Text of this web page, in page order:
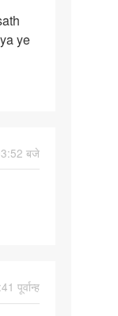
ye
बजे
पूर्वान्ह